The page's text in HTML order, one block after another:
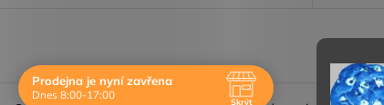
Prodejna je nyní zavřena
Dnes 8:00-17:00
Skrýt